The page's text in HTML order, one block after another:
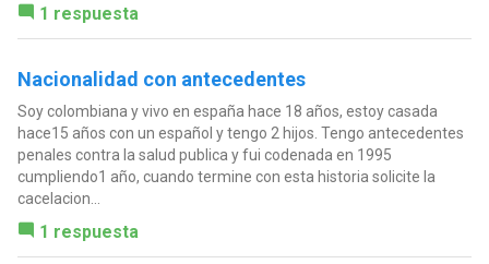
1 respuesta
Nacionalidad con antecedentes
Soy colombiana y vivo en españa hace 18 años, estoy casada
hace15 años con un español y tengo 2 hijos. Tengo antecedentes
penales contra la salud publica y fui codenada en 1995
cumpliendo1 año, cuando termine con esta historia solicite la
cacelacion...
1 respuesta